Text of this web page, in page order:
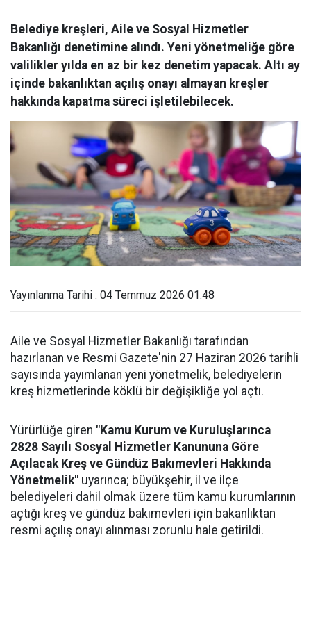
Belediye kreşleri, Aile ve Sosyal Hizmetler
Bakanlığı denetimine alındı. Yeni yönetmeliğe göre
valilikler yılda en az bir kez denetim yapacak. Altı ay
içinde bakanlıktan açılış onayı almayan kreşler
hakkında kapatma süreci işletilebilecek.
Yayınlanma Tarihi : 04 Temmuz 2026 01:48
Aile ve Sosyal Hizmetler Bakanlığı tarafından
hazırlanan ve Resmi Gazete'nin 27 Haziran 2026 tarihli
sayısında yayımlanan yeni yönetmelik, belediyelerin
kreş hizmetlerinde köklü bir değişikliğe yol açtı.
Yürürlüğe giren "Kamu Kurum ve Kuruluşlarınca
2828 Sayılı Sosyal Hizmetler Kanununa Göre
Açılacak Kreş ve Gündüz Bakımevleri Hakkında
Yönetmelik" uyarınca; büyükşehir, il ve ilçe
belediyeleri dahil olmak üzere tüm kamu kurumlarının
açtığı kreş ve gündüz bakımevleri için bakanlıktan
resmi açılış onayı alınması zorunlu hale getirildi.